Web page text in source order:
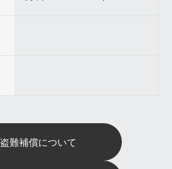
盗難補償について